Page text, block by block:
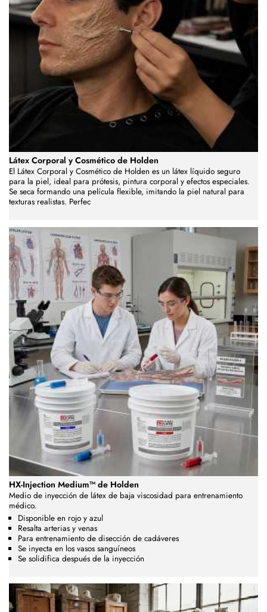
Látex Corporal y Cosmético de Holden
El Látex Corporal y Cosmético de Holden es un látex líquido seguro
para la piel, ideal para prótesis, pintura corporal y efectos especiales.
Se seca formando una película flexible, imitando la piel natural para
texturas realistas. Perfec
HX-Injection Medium™ de Holden
Medio de inyección de látex de baja viscosidad para entrenamiento
médico.
Disponible en rojo y azul
Resalta arterias y venas
Para entrenamiento de disección de cadáveres
Se inyecta en los vasos sanguíneos
Se solidifica después de la inyección